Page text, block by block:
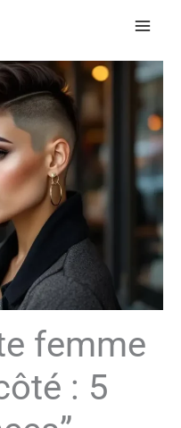
femme
: 5